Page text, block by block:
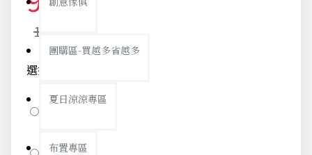
團購區-買越多省越多
夏日涼涼專區
布置專區
102元
選擇款示-500